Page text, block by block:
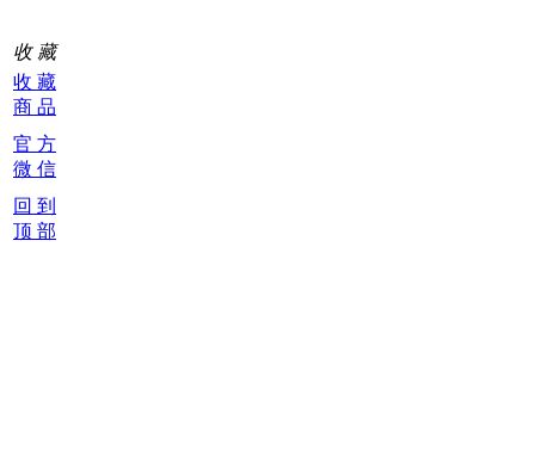
收 藏
收 藏
商 品
官 方
微 信
回 到
顶 部